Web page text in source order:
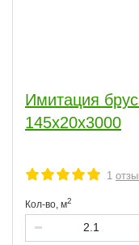
Имитация
145x20x3000
1
Кол-во, м2